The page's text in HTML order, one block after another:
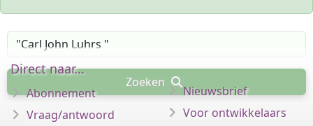
Zoeken
Direct naar...
Abonnement
Vraag/antwoord
Nieuwsbrief
Voor ontwikkelaars